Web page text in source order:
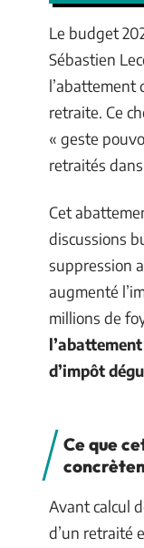
Le budget
Sébastien
l’abattement
retraite. Ce
« geste
retraités
Cet
discussions
suppression
augmenté
millions de
d’impôt
Ce que
Avant calcul
d’un retraité